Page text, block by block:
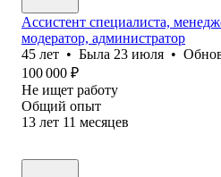
Ассистент специалиста,
модератор, администратор
45 лет • Была 23 июля •
100 000 ₽
Не ищет работу
Общий опыт
13 лет 11 месяцев